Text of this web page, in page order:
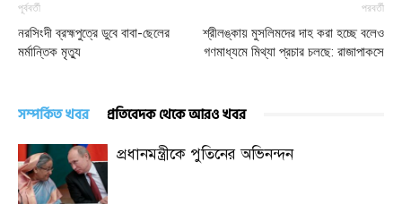
পূর্ববর্তী
নরসিংদী ব্রহ্মপুত্রে ডুবে বাবা-ছেলের
মর্মান্তিক মৃত্যু
পরবর্তী
শ্রীলঙ্কায় মুসলিমদের দাহ করা হচ্ছে বলেও
গণমাধ্যমে মিথ্যা প্রচার চলছে: রাজাপাকসে
সম্পর্কিত খবর প্রতিবেদক থেকে আরও খবর
প্রধানমন্ত্রীকে পুতিনের অভিনন্দন